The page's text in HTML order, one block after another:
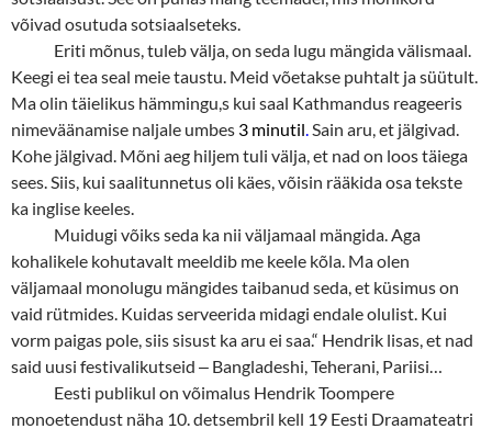
võivad osutuda sotsiaalseteks.
Eriti mõnus, tuleb välja, on seda lugu mängida välismaal.
Keegi ei tea seal meie taustu. Meid võetakse puhtalt ja süütult.
Ma olin täielikus hämmingu,s kui saal Kathmandus reageeris
nimeväänamise naljale umbes 3 minutil.Sain aru, et jälgivad.
Kohe jälgivad. Mõni aeg hiljem tuli välja, et nad on loos täiega
sees. Siis, kui saalitunnetus oli käes, võisin rääkida osa tekste
ka inglise keeles.
Muidugi võiks seda ka nii väljamaal mängida. Aga
kohalikele kohutavalt meeldib me keele kõla. Ma olen
väljamaal monolugu mängides taibanud seda, et küsimus on
vaid rütmides. Kuidas serveerida midagi endale olulist. Kui
vorm paigas pole, siis sisust ka aru ei saa.“ Hendrik lisas, et nad
said uusi festivalikutseid ‒ Bangladeshi, Teherani, Pariisi…
Eesti publikul on võimalus Hendrik Toompere
monoetendust näha 10. detsembril kell 19 Eesti Draamateatri